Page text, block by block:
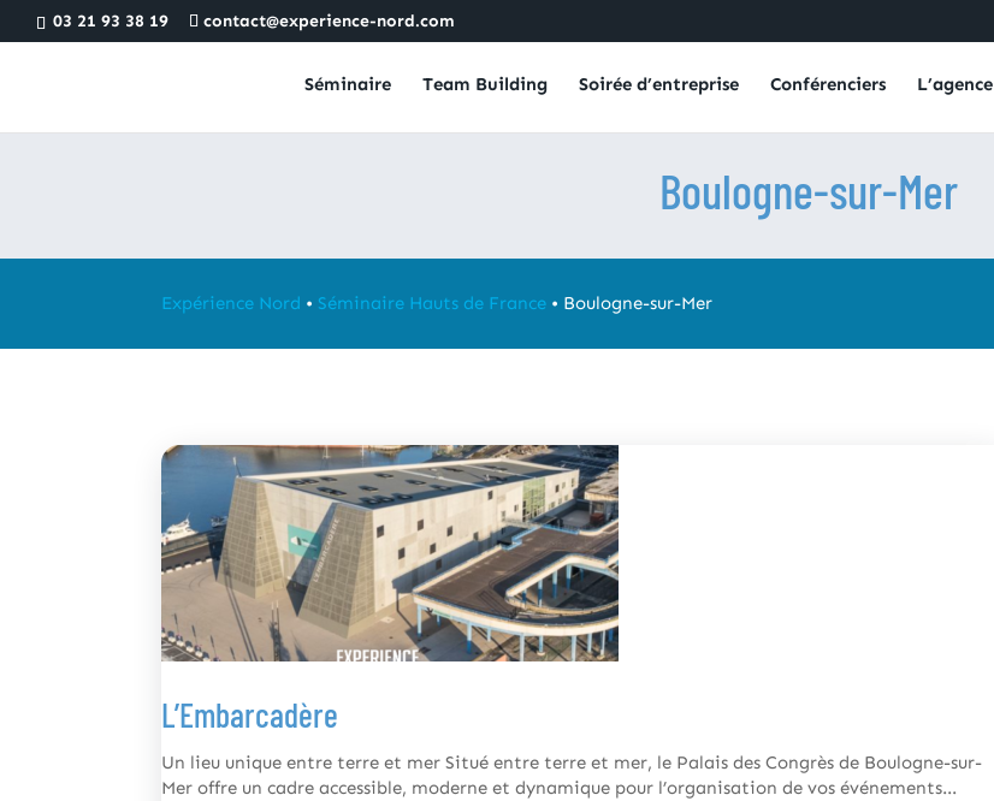
03 21 93 38 19 contact@experience-nord.com
Séminaire Team Building Soirée d’entreprise Conférenciers L’agence
Boulogne-sur-Mer
Expérience Nord • Séminaire Hauts de France • Boulogne-sur-Mer
L’Embarcadère
Un lieu unique entre terre et mer Situé entre terre et mer, le Palais des Congrès de Boulogne-sur-
Mer offre un cadre accessible, moderne et dynamique pour l’organisation de vos événements...